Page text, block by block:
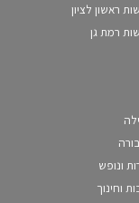
ראשון לציון
רמת גן
ונופש
וחינוך